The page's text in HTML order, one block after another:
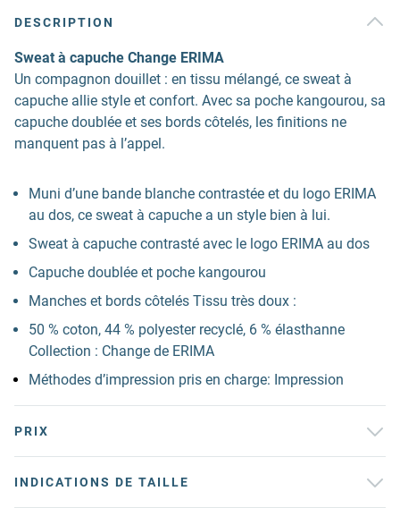
DESCRIPTION
Sweat à capuche Change ERIMA
Un compagnon douillet : en tissu mélangé, ce sweat à
capuche allie style et confort. Avec sa poche kangourou, sa
capuche doublée et ses bords côtelés, les finitions ne
manquent pas à l’appel.
Muni d’une bande blanche contrastée et du logo ERIMA
au dos, ce sweat à capuche a un style bien à lui.
Sweat à capuche contrasté avec le logo ERIMA au dos
Capuche doublée et poche kangourou
Manches et bords côtelés Tissu très doux :
50 % coton, 44 % polyester recyclé, 6 % élasthanne
Collection : Change de ERIMA
Méthodes d’impression pris en charge: Impression
PRIX
INDICATIONS DE TAILLE